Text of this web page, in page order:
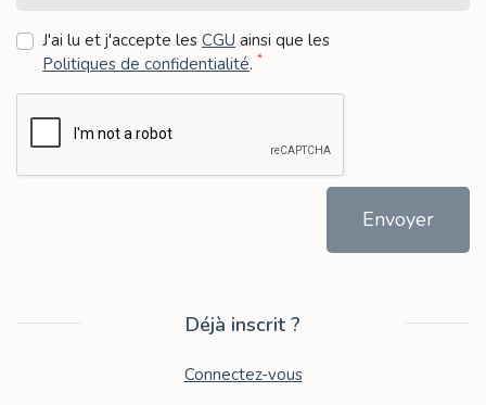
J'ai lu et j'accepte les CGU ainsi que les
Politiques de confidentialité. *
Envoyer
Déjà inscrit ?
Connectez-vous